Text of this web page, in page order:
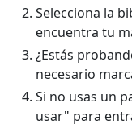
Selecciona la
encuentra tu
¿Estás
necesario
Si no usas un
usar" para